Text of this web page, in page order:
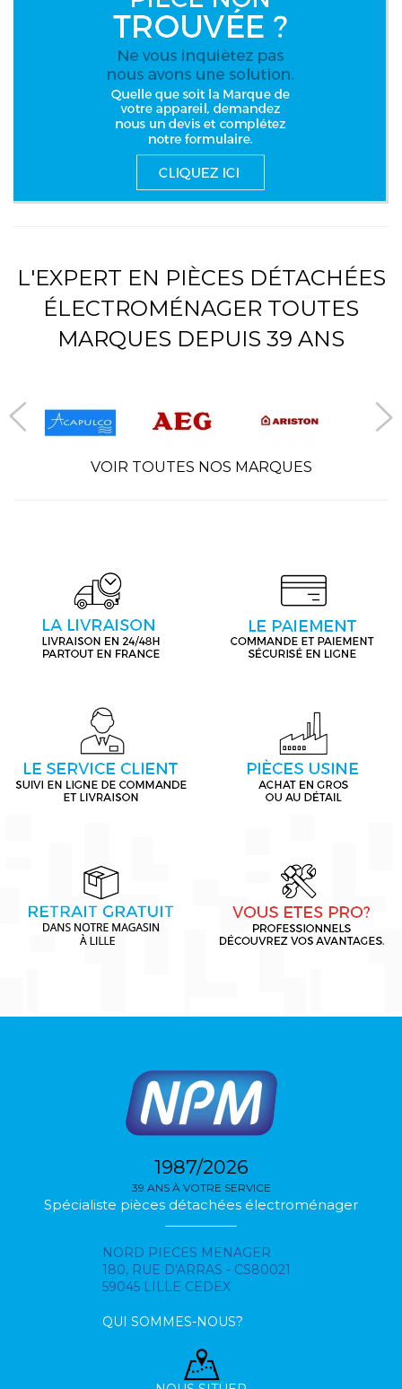
L'EXPERT EN PIÈCES DÉTACHÉES
ÉLECTROMÉNAGER TOUTES
MARQUES DEPUIS 39 ANS
VOIR TOUTES NOS MARQUES
1987/2026
39 ANS À VOTRE SERVICE
Spécialiste pièces détachées électroménager
NORD PIECES MENAGER
180, RUE D'ARRAS - CS80021
59045 LILLE CEDEX
QUI SOMMES-NOUS?